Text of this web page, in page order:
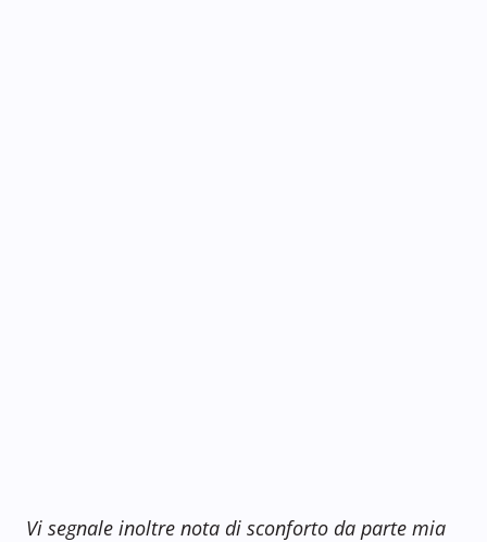
Vi segnale inoltre nota di sconforto da parte mia